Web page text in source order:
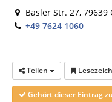
Basler Str. 27,
+49 7624 1060
Teilen
Gehört dieser Eintrag